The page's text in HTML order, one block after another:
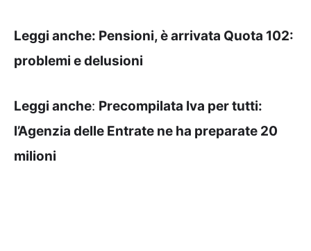
Leggi anche: Pensioni, è arrivata Quota 102:
problemi e delusioni
Leggi anche: Precompilata Iva per tutti:
l’Agenzia delle Entrate ne ha preparate 20
milioni